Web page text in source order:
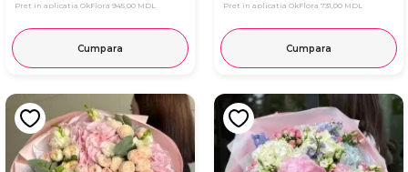
Pret in aplicatia OkFlora 945,00 MDL
Cumpara
Pret in aplicatia OkFlora 731,00 MDL
Cumpara